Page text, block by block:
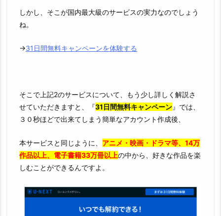
しかし、そこが国内最大級のサービスの実力なのでしょう
ね。
→31日間無料キャンペーンを体験する
そこで上記2のサービスについて、もう少し詳しく解説さ
せていただきますと、『31日間無料キャンペーン』では、
３０秒ほどで出来てしまう簡単なアカウント作成後、
本サービスと同じように、 アニメ・映画・ドラマ等、14万
作品以上、電子書籍33万冊以上の中から、好きな作品を楽
しむことができるんですよ。